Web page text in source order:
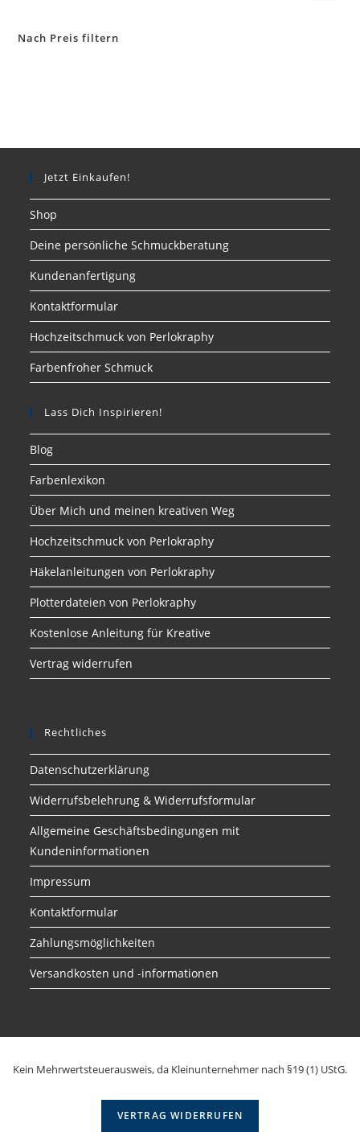
Nach Preis filtern
Jetzt Einkaufen!
Shop
Deine persönliche Schmuckberatung
Kundenanfertigung
Kontaktformular
Hochzeitschmuck von Perlokraphy
Farbenfroher Schmuck
Lass Dich Inspirieren!
Blog
Farbenlexikon
Über Mich und meinen kreativen Weg
Hochzeitschmuck von Perlokraphy
Häkelanleitungen von Perlokraphy
Plotterdateien von Perlokraphy
Kostenlose Anleitung für Kreative
Vertrag widerrufen
Rechtliches
Datenschutzerklärung
Widerrufsbelehrung & Widerrufsformular
Allgemeine Geschäftsbedingungen mit
Kundeninformationen
Impressum
Kontaktformular
Zahlungsmöglichkeiten
Versandkosten und -informationen
Kein Mehrwertsteuerausweis, da Kleinunternehmer nach §19 (1) UStG.
VERTRAG WIDERRUFEN